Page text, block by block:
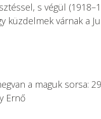
s végül
várnak a
a maguk sorsa:
Ernő